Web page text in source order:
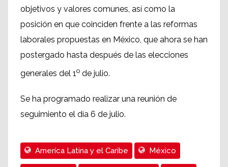
objetivos y valores comunes, así como la
posición en que coinciden frente a las reformas
laborales propuestas en México, que ahora se han
postergado hasta después de las elecciones
generales del 1o de julio.
Se ha programado realizar una reunión de
seguimiento el día 6 de julio.
Ameríca Latina y el Caribe México